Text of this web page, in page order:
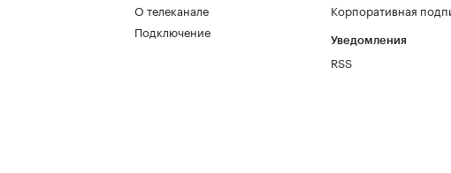
О телеканале
Подключение
Корпоративная
Уведомления
RSS